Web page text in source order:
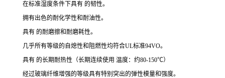
在标准湿度条件下具有 的韧性。
拥有出色的耐化学性和耐油性。
具有 的耐磨擦和耐磨耗性。
几乎所有等级的自熄性和阻燃性均符合UL标准94VO。
具有 的长期耐热性（长期连续使用 温度：约80-150℃）
经过玻璃纤维增强的等级具有特别突出的弹性模量和强度。